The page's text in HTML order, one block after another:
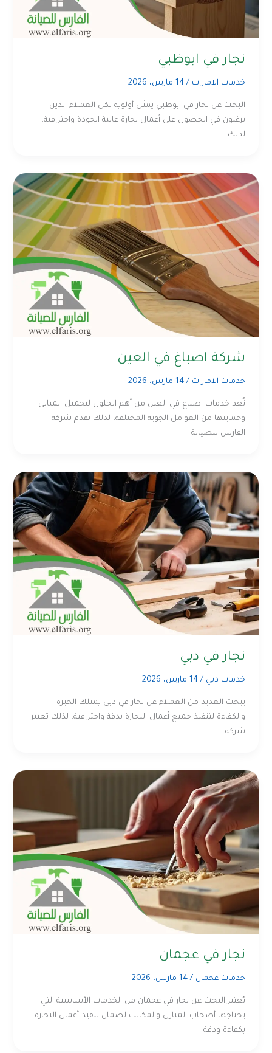
نجار في ابوظبي
خدمات الامارات /14 مارس، 2026
البحث عن نجار في ابوظبي يمثل أولوية لكل العملاء الذين
يرغبون في الحصول على أعمال نجارة عالية الجودة واحترافية،
لذلك
شركة اصباغ في العين
خدمات الامارات /14 مارس، 2026
تُعد خدمات اصباغ في العين من أهم الحلول لتجميل المباني
وحمايتها من العوامل الجوية المختلفة، لذلك تقدم شركة
الفارس للصيانة
نجار في دبي
خدمات دبي /14 مارس، 2026
يبحث العديد من العملاء عن نجار في دبي يمتلك الخبرة
والكفاءة لتنفيذ جميع أعمال النجارة بدقة واحترافية، لذلك تعتبر
شركة
نجار في عجمان
خدمات عجمان /14 مارس، 2026
يُعتبر البحث عن نجار في عجمان من الخدمات الأساسية التي
يحتاجها أصحاب المنازل والمكاتب لضمان تنفيذ أعمال النجارة
بكفاءة ودقة